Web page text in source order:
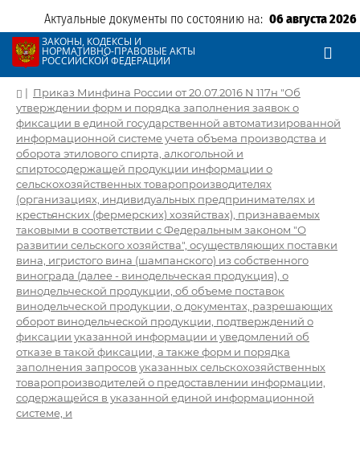
Актуальные документы по состоянию на: 06 августа 2026
ЗАКОНЫ, КОДЕКСЫ И
НОРМАТИВНО-ПРАВОВЫЕ АКТЫ
РОССИЙСКОЙ ФЕДЕРАЦИИ
| Приказ Минфина России от 20.07.2016 N 117н "Об
утверждении форм и порядка заполнения заявок о
фиксации в единой государственной автоматизированной
информационной системе учета объема производства и
оборота этилового спирта, алкогольной и
спиртосодержащей продукции информации о
сельскохозяйственных товаропроизводителях
(организациях, индивидуальных предпринимателях и
крестьянских (фермерских) хозяйствах), признаваемых
таковыми в соответствии с Федеральным законом "О
развитии сельского хозяйства", осуществляющих поставки
вина, игристого вина (шампанского) из собственного
винограда (далее - винодельческая продукция), о
винодельческой продукции, об объеме поставок
винодельческой продукции, о документах, разрешающих
оборот винодельческой продукции, подтверждений о
фиксации указанной информации и уведомлений об
отказе в такой фиксации, а также форм и порядка
заполнения запросов указанных сельскохозяйственных
товаропроизводителей о предоставлении информации,
содержащейся в указанной единой информационной
системе, и